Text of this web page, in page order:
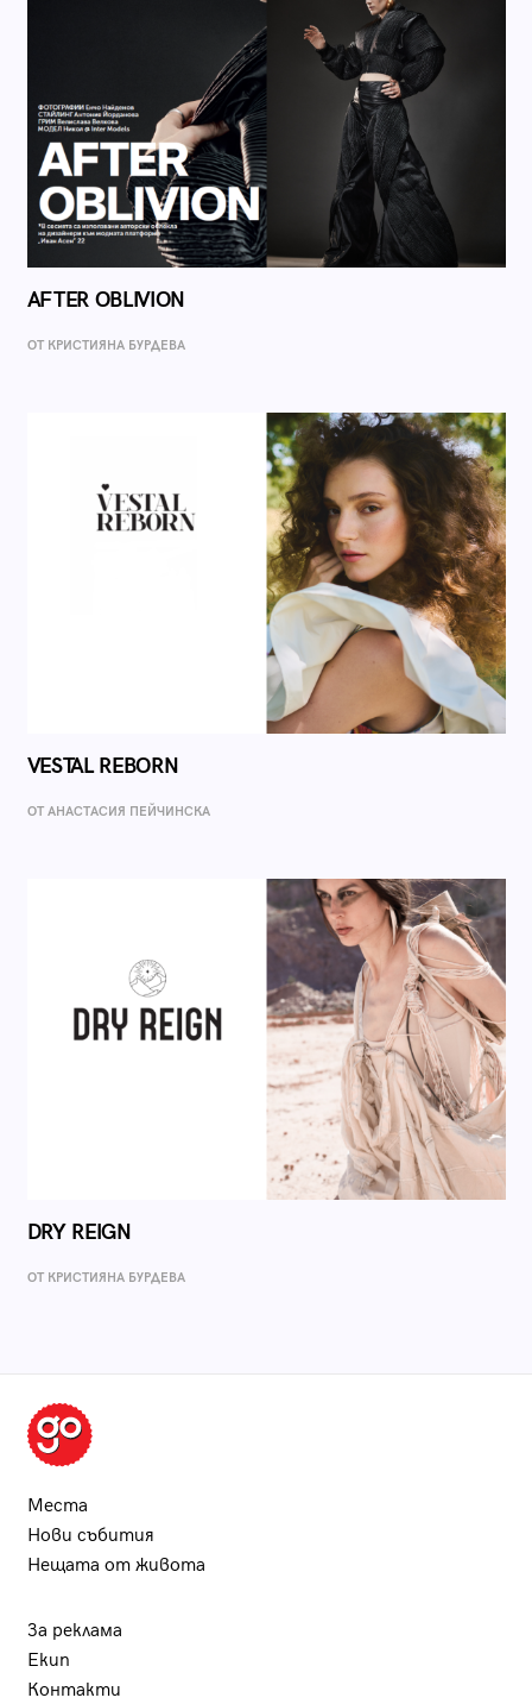
AFTER OBLIVION
ОТ КРИСТИЯНА БУРДЕВА
VESTAL REBORN
ОТ AНАСТАСИЯ ПЕЙЧИНСКА
DRY REIGN
ОТ КРИСТИЯНА БУРДЕВА
Места
Нови събития
Нещата от живота
За реклама
Екип
Контакти